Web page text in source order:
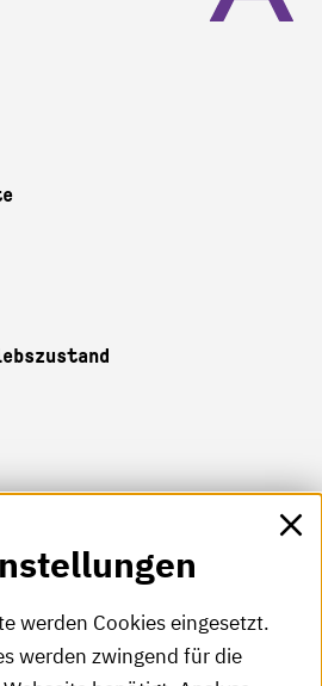
werden Cookies eingesetzt.
werden zwingend für die